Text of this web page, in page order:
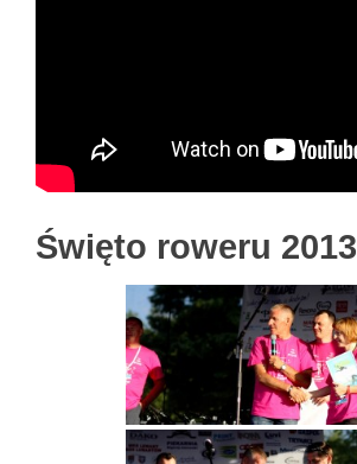
Święto roweru 2013